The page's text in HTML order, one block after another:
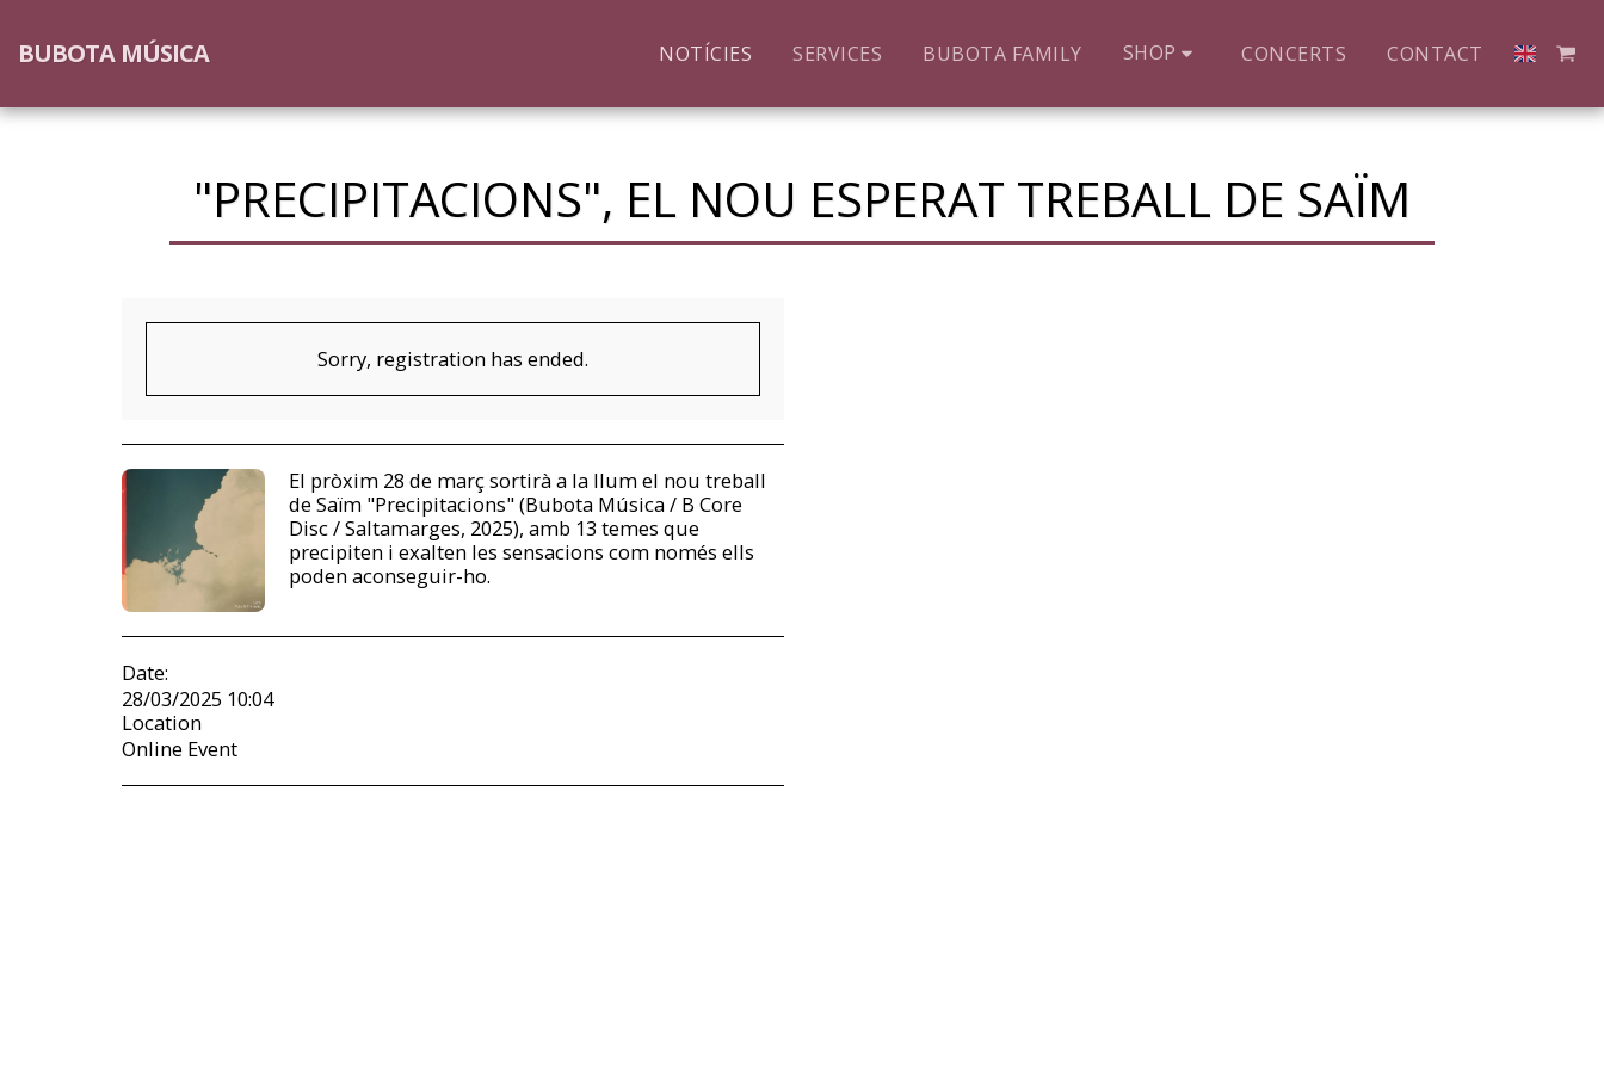
BUBOTA MÚSICA NOTÍCIES SERVICES BUBOTA FAMILY SHOP CONCERTS CONTACT
"PRECIPITACIONS", EL NOU ESPERAT TREBALL DE SAÏM
Sorry, registration has ended.
El pròxim 28 de març sortirà a la llum el nou treball
de Saïm "Precipitacions" (Bubota Música / B Core
Disc / Saltamarges, 2025), amb 13 temes que
precipiten i exalten les sensacions com només ells
poden aconseguir-ho.
Date:
28/03/2025 10:04
Location
Online Event